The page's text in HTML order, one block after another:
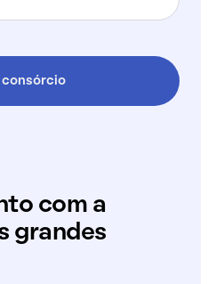
consórcio
com a
grandes